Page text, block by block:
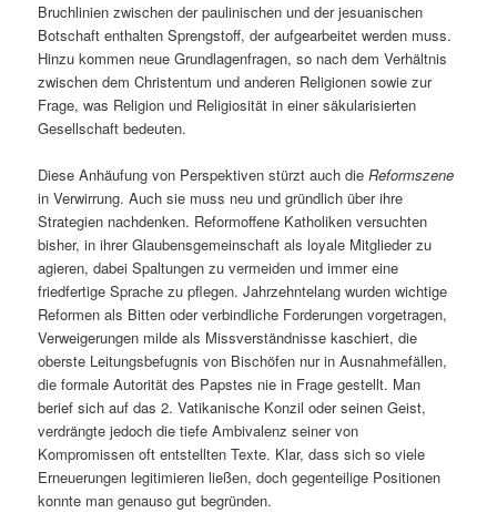
Bruchlinien zwischen der paulinischen und der jesuanischen
Botschaft enthalten Sprengstoff, der aufgearbeitet werden muss.
Hinzu kommen neue Grundlagenfragen, so nach dem Verhältnis
zwischen dem Christentum und anderen Religionen sowie zur
Frage, was Religion und Religiosität in einer säkularisierten
Gesellschaft bedeuten.
Diese Anhäufung von Perspektiven stürzt auch dieReformszene
in Verwirrung. Auch sie muss neu und gründlich über ihre
Strategien nachdenken. Reformoffene Katholiken versuchten
bisher, in ihrer Glaubensgemeinschaft als loyale Mitglieder zu
agieren, dabei Spaltungen zu vermeiden und immer eine
friedfertige Sprache zu pflegen. Jahrzehntelang wurden wichtige
Reformen als Bitten oder verbindliche Forderungen vorgetragen,
Verweigerungen milde als Missverständnisse kaschiert, die
oberste Leitungsbefugnis von Bischöfen nur in Ausnahmefällen,
die formale Autorität des Papstes nie in Frage gestellt. Man
berief sich auf das 2. Vatikanische Konzil oder seinen Geist,
verdrängte jedoch die tiefe Ambivalenz seiner von
Kompromissen oft entstellten Texte. Klar, dass sich so viele
Erneuerungen legitimieren ließen, doch gegenteilige Positionen
konnte man genauso gut begründen.